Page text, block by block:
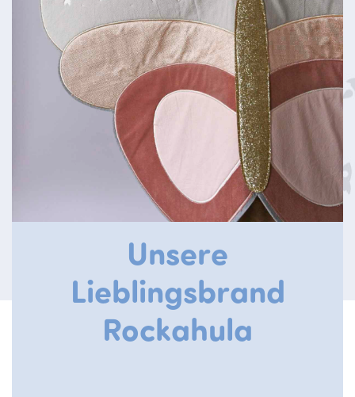
Unsere
Lieblingsbrand
Rockahula